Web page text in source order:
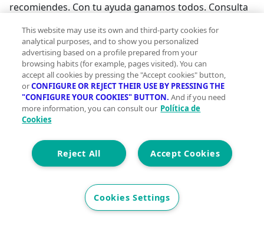
recomiendes. Con tu ayuda ganamos todos. Consulta
el dinero que necesites y devuélvelo a la venta ¡SIN
INTERESES!* También hacemos arreglos y reformas en
tu casa para que la vendas RÁPIDO Y AL MEJOR
PRECIO* (sujeto a aprobación) ~Este anuncio es
informativo y sin valor contractual, puede contener
errores. Gastos e impuestos no
incluidos.~CONSENTIMIENTO PARA EL TRATAMIENTO
que ha leído y está conforme con las cláusulas
siguientes, entendiendo que el envío de sus datos
contacto de esta web supone el consentimiento
explícito para el tratamiento de los mismos en los
This website may use its own and third-party cookies for
analytical purposes, and to show you personalized
advertising based on a profile prepared from your
browsing habits (for example, pages visited). You can
accept all cookies by pressing the "Accept cookies" button,
orCONFIGURE OR REJECT THEIR USE BY PRESSING THE
"CONFIGURE YOUR COOKIES" BUTTON. And if you need
more information, you can consult our Política de
Cookies
Accept Cookies
Reject All
Cookies Settings